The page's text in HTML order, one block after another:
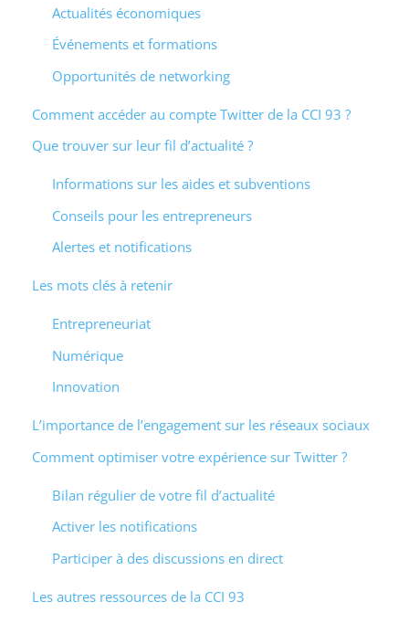
Actualités économiques
Événements et formations
Opportunités de networking
Comment accéder au compte Twitter de la CCI 93 ?
Que trouver sur leur fil d’actualité ?
Informations sur les aides et subventions
Conseils pour les entrepreneurs
Alertes et notifications
Les mots clés à retenir
Entrepreneuriat
Numérique
Innovation
L’importance de l’engagement sur les réseaux sociaux
Comment optimiser votre expérience sur Twitter ?
Bilan régulier de votre fil d’actualité
Activer les notifications
Participer à des discussions en direct
Les autres ressources de la CCI 93